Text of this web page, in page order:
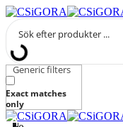
Generic filters
Exact matches
only